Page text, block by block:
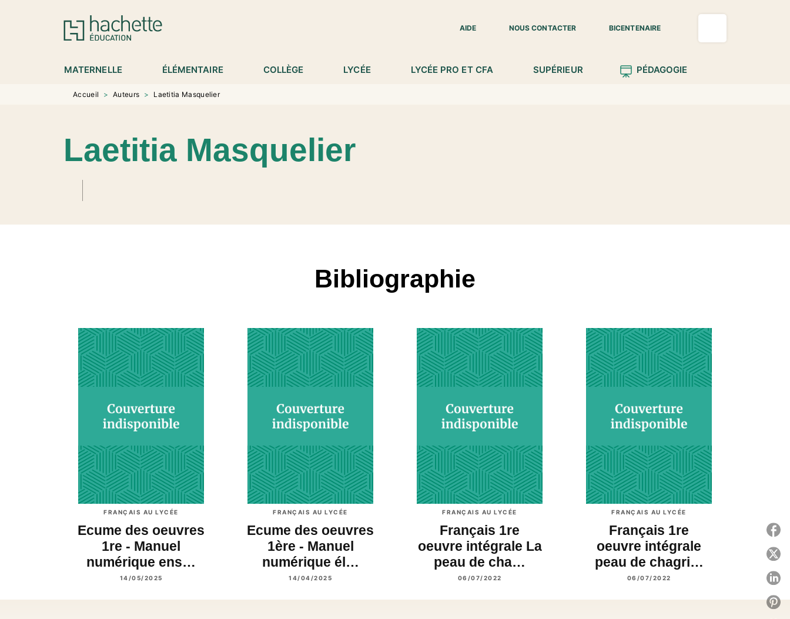
MENU RECHERCHE
AIDE
NOUS CONTACTER BICENTENAIRE
MATERNELLE ÉLÉMENTAIRE COLLÈGE LYCÉE LYCÉE PRO ET CFA SUPÉRIEUR PÉDAGOGIE
Accueil > Auteurs > Laetitia Masquelier
Laetitia Masquelier
Bibliographie
FRANÇAIS AU LYCÉE
Ecume des oeuvres
1re - Manuel
numérique ens…
14/05/2025
FRANÇAIS AU LYCÉE
Ecume des oeuvres
1ère - Manuel
numérique él…
14/04/2025
FRANÇAIS AU LYCÉE
Français 1re
oeuvre intégrale La
peau de cha…
06/07/2022
FRANÇAIS AU LYCÉE
Français 1re
oeuvre intégrale
peau de chagri…
06/07/2022